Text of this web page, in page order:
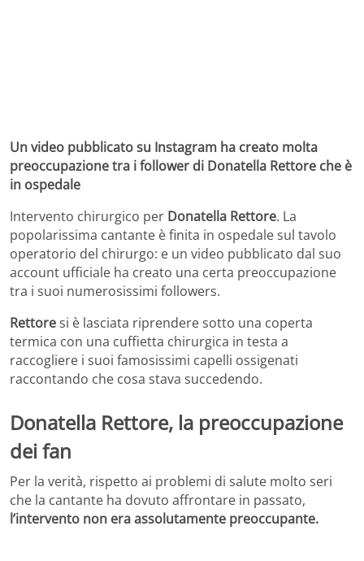
Un video pubblicato su Instagram ha creato molta
preoccupazione tra i follower di Donatella Rettore che è
in ospedale
Intervento chirurgico per Donatella Rettore. La
popolarissima cantante è finita in ospedale sul tavolo
operatorio del chirurgo: e un video pubblicato dal suo
account ufficiale ha creato una certa preoccupazione
tra i suoi numerosissimi followers.
Rettoresi è lasciata riprendere sotto una coperta
termica con una cuffietta chirurgica in testa a
raccogliere i suoi famosissimi capelli ossigenati
raccontando che cosa stava succedendo.
Donatella Rettore, la preoccupazione
dei fan
Per la verità, rispetto ai problemi di salute molto seri
che la cantante ha dovuto affrontare in passato,
l’intervento non era assolutamente preoccupante.